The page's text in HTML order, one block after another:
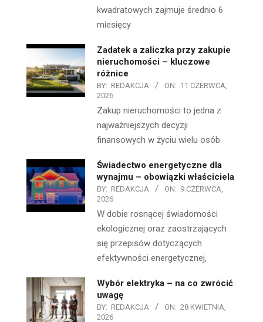
kwadratowych zajmuje średnio 6
miesięcy
Zadatek a zaliczka przy zakupie
nieruchomości – kluczowe
różnice
BY: REDAKCJA ON: 11 CZERWCA,
2026
Zakup nieruchomości to jedna z
najważniejszych decyzji
finansowych w życiu wielu osób.
Świadectwo energetyczne dla
wynajmu – obowiązki właściciela
BY: REDAKCJA ON: 9 CZERWCA,
2026
W dobie rosnącej świadomości
ekologicznej oraz zaostrzających
się przepisów dotyczących
efektywności energetycznej,
Wybór elektryka – na co zwrócić
uwagę
BY: REDAKCJA ON: 28 KWIETNIA,
2026